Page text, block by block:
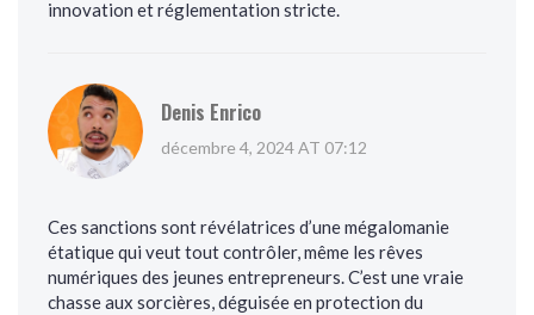
innovation et réglementation stricte.
Denis Enrico
décembre 4, 2024 AT 07:12
Ces sanctions sont révélatrices d’une mégalomanie
étatique qui veut tout contrôler, même les rêves
numériques des jeunes entrepreneurs. C’est une vraie
chasse aux sorcières, déguisée en protection du